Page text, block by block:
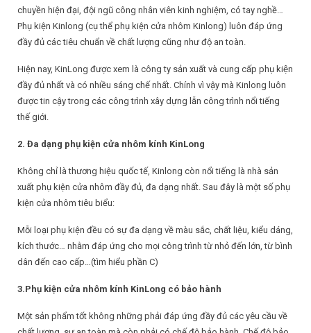
chuyền hiện đại, đội ngũ công nhân viên kinh nghiệm, có tay nghề…
Phụ kiện Kinlong (cụ thể phụ kiện cửa nhôm Kinlong) luôn đáp ứng
đầy đủ các tiêu chuẩn về chất lượng cũng như độ an toàn.
Hiện nay, KinLong được xem là công ty sản xuất và cung cấp phụ kiện
đầy đủ nhất và có nhiều sáng chế nhất. Chính vì vậy mà Kinlong luôn
được tin cậy trong các công trình xây dựng lẫn công trình nổi tiếng
thế giới.
2. Đa dạng phụ kiện cửa nhôm kính KinLong
Không chỉ là thương hiệu quốc tế, Kinlong còn nổi tiếng là nhà sản
xuất phụ kiện cửa nhôm đầy đủ, đa dạng nhất. Sau đây là một số phụ
kiện cửa nhôm tiêu biểu:
Mỗi loại phụ kiện đều có sự đa dạng về màu sắc, chất liệu, kiểu dáng,
kích thước… nhằm đáp ứng cho mọi công trình từ nhỏ đến lớn, từ bình
dân đến cao cấp…(tìm hiểu phần C)
3.Phụ kiện cửa nhôm kính KinLong có bảo hành
Một sản phẩm tốt không những phải đáp ứng đầy đủ các yêu cầu về